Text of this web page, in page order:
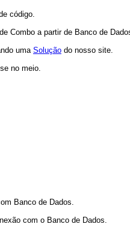
código.
Combo a partir de Banco de
umaSolução do nosso site.
no meio.
Banco de Dados.
com o Banco de Dados.